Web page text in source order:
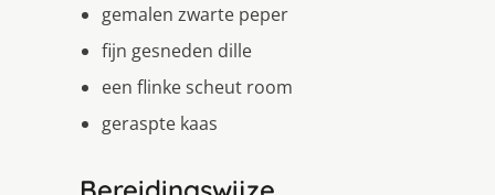
gemalen zwarte peper
fijn gesneden dille
een flinke scheut room
geraspte kaas